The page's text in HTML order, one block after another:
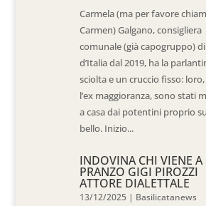
Carmela (ma per favore
Carmen) Galgano, consigliera
comunale (già capogruppo)
d’Italia dal 2019, ha la
sciolta e un cruccio fisso:
l’ex maggioranza, sono stati
a casa dai potentini proprio
bello. Inizio...
INDOVINA CHI VIENE A
PRANZO GIGI PIROZZI
ATTORE DIALETTALE
13/12/2025 | Basilicatanews